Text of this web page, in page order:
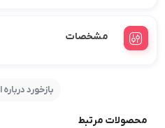
مشخصات
بازخورد درباره
محصولات مرتبط